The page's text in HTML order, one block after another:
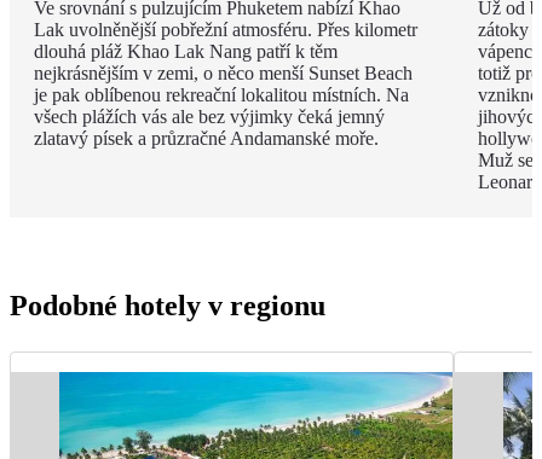
Ve srovnání s pulzujícím Phuketem nabízí Khao
Lak uvolněnější pobřežní atmosféru. Přes kilometr
dlouhá pláž Khao Lak Nang patří k těm
nejkrásnějším v zemi, o něco menší Sunset Beach
je pak oblíbenou rekreační lokalitou místních. Na
všech plážích vás ale bez výjimky čeká jemný
zlatavý písek a průzračné Andamanské moře.
Už od
zátoky
totiž
Muž se
Podobné hotely v regionu